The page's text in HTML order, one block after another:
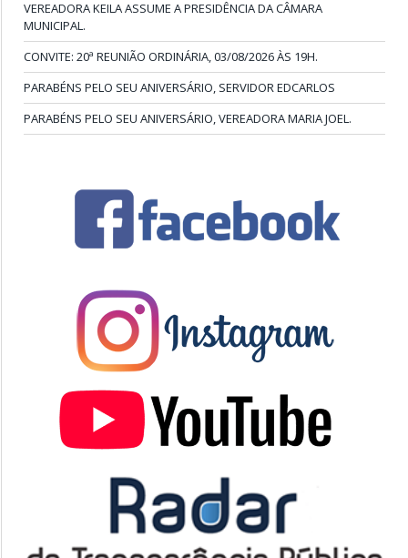
VEREADORA KEILA ASSUME A PRESIDÊNCIA DA CÂMARA
MUNICIPAL.
CONVITE: 20ª REUNIÃO ORDINÁRIA, 03/08/2026 ÀS 19H.
PARABÉNS PELO SEU ANIVERSÁRIO, SERVIDOR EDCARLOS
PARABÉNS PELO SEU ANIVERSÁRIO, VEREADORA MARIA JOEL.